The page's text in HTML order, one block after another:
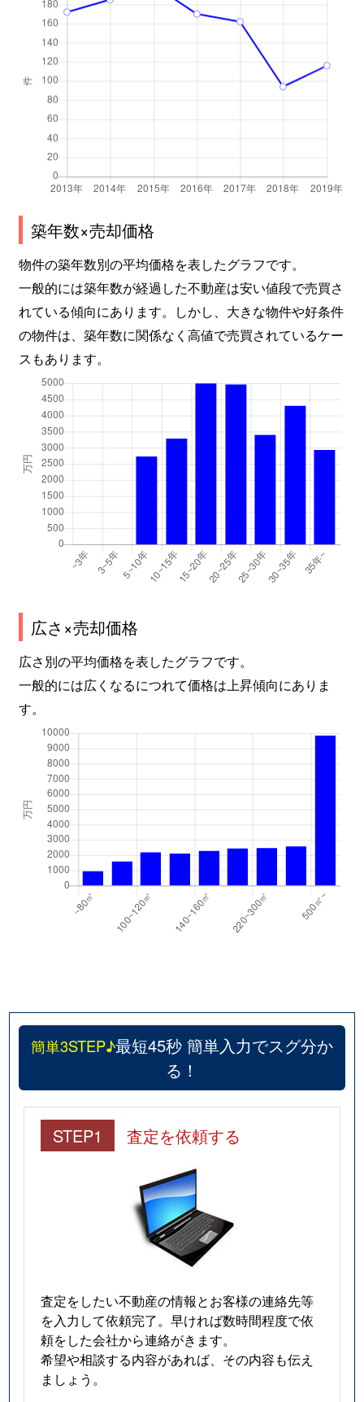
築年数×売却価格
物件の築年数別の平均価格を表したグラフです。
一般的には築年数が経過した不動産は安い値段で売買さ
れている傾向にあります。しかし、大きな物件や好条件
の物件は、築年数に関係なく高値で売買されているケー
スもあります。
広さ×売却価格
広さ別の平均価格を表したグラフです。
一般的には広くなるにつれて価格は上昇傾向にありま
す。
簡単3STEP♪最短45秒 簡単入力でスグ分か
る！
STEP1 査定を依頼する
査定をしたい不動産の情報とお客様の連絡先等
を入力して依頼完了。早ければ数時間程度で依
頼をした会社から連絡がきます。
希望や相談する内容があれば、その内容も伝え
ましょう。